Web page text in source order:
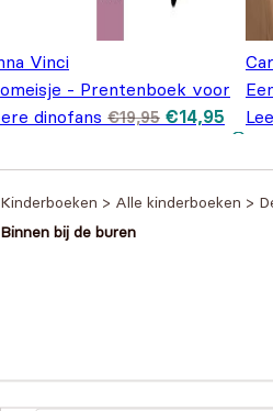
Vinci
- Prentenboek voor
dinofans €19,95 prijs was:
€14,95
prijs
Kinderboeken > Alle kinderboeken >
Binnen bij de buren